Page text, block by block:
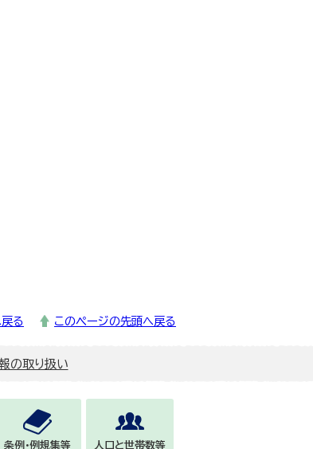
戻る このページの先頭へ戻る
の取り扱い
条例・例規集等 人口と世帯数等